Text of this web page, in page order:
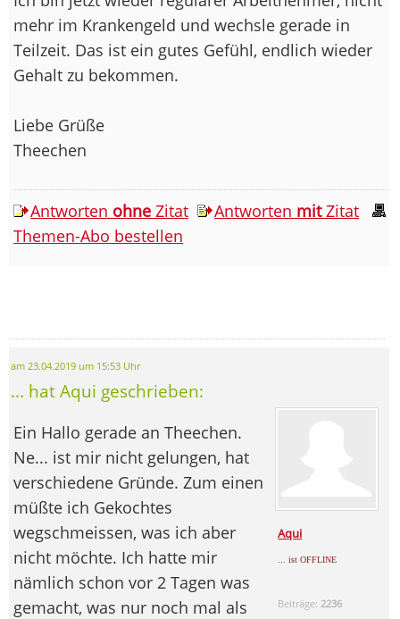
mehr im Krankengeld und wechsle gerade in
Teilzeit. Das ist ein gutes Gefühl, endlich wieder
Gehalt zu bekommen.
Liebe Grüße
Theechen
Antworten ohne Zitat Antworten mitZitat
Themen-Abo bestellen
am 23.04.2019 um 15:53 Uhr
... hat Aqui geschrieben:
Aqui
... ist OFFLINE
Beiträge: 2236
Ein Hallo gerade an Theechen.
Ne... ist mir nicht gelungen, hat
verschiedene Gründe. Zum einen
müßte ich Gekochtes
wegschmeissen, was ich aber
nicht möchte. Ich hatte mir
nämlich schon vor 2 Tagen was
gemacht, was nur noch mal als